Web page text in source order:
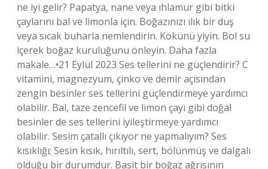
ne iyi gelir? Papatya, nane veya ıhlamur gibi bitki
çaylarını bal ve limonla için. Boğazınızı ılık bir duş
veya sıcak buharla nemlendirin. Kökünü yiyin. Bol su
içerek boğaz kuruluğunu önleyin. Daha fazla
makale…•21 Eylül 2023 Ses tellerini ne güçlendirir? C
vitamini, magnezyum, çinko ve demir açısından
zengin besinler ses tellerini güçlendirmeye yardımcı
olabilir. Bal, taze zencefil ve limon çayı gibi doğal
besinler de ses tellerini iyileştirmeye yardımcı
olabilir. Sesim çatallı çıkıyor ne yapmalıyım? Ses
kısıklığı; Sesin kısık, hırıltılı, sert, bölünmüş ve dalgalı
olduğu bir durumdur. Basit bir boğaz ağrısının